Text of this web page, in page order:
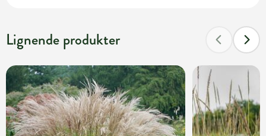
Lignende produkter